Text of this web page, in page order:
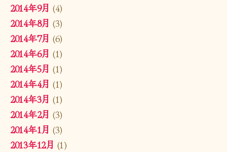
2014年9月 (4)
2014年8月 (3)
2014年7月 (6)
2014年6月 (1)
2014年5月 (1)
2014年4月 (1)
2014年3月 (1)
2014年2月 (3)
2014年1月 (3)
2013年12月 (1)